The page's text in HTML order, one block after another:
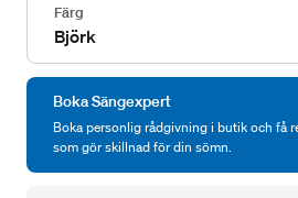
Färg
Björk
Boka Sängexpert
Boka personlig rådgivning i butik och få
som gör skillnad för din sömn.